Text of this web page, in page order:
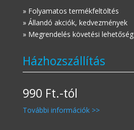
» Folyamatos termékfeltöltés
» Állandó akciók, kedvezmények
» Megrendelés követési lehetőség
Házhozszállítás
990 Ft.-tól
További információk >>